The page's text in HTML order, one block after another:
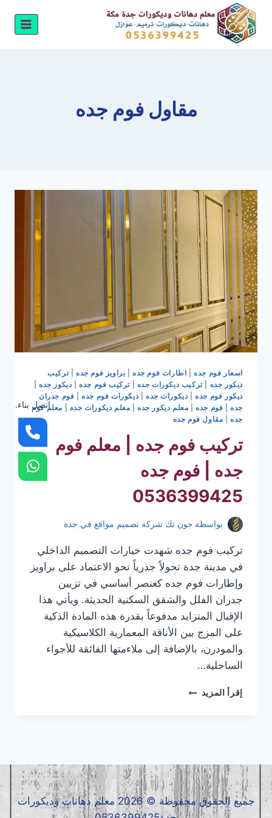
التجاوز
المحتوى
مقاول فوم جده
اسعار فوم جده| اطارات فوم جده| براويز فوم جده |تركيب
ديكور جده |تركيب ديكورات جده |تركيب فوم جده| ديكور جده|
ديكور فوم جده| ديكورات جده ديكورات فوم جده| فوم جدران
جده| فوم جده| معلم ديكور جده| معلم ديكورات جده
معلم فوم
جده| مقاول فوم جده
تركيب فوم جده | معلم فوم
جده | فوم جده
0536399425
بواسطة جون تك شركة تصميم مواقع في جدة
تركيب فوم جده شهدت خيارات التصميم الداخلي
في مدينة جدة تحولاً جذرياً نحو الاعتماد على براويز
وإطارات فوم جده كعنصر أساسي في تزيين
جدران الفلل والشقق السكنية الحديثة. ويأتي هذا
الإقبال المتزايد مدفوعاً بقدرة هذه المادة الذكية
على المزج بين الأناقة المعمارية الكلاسيكية
والمودرن، بالإضافة إلى ملاءمتها الفائقة للأجواء
الساحلية…
إقرأ المزيد تركيب
جده
|
فوم
جده
جميع الحقوق محفوظة © 2026 معلم دهانات وديكورات
اتصل بناء.